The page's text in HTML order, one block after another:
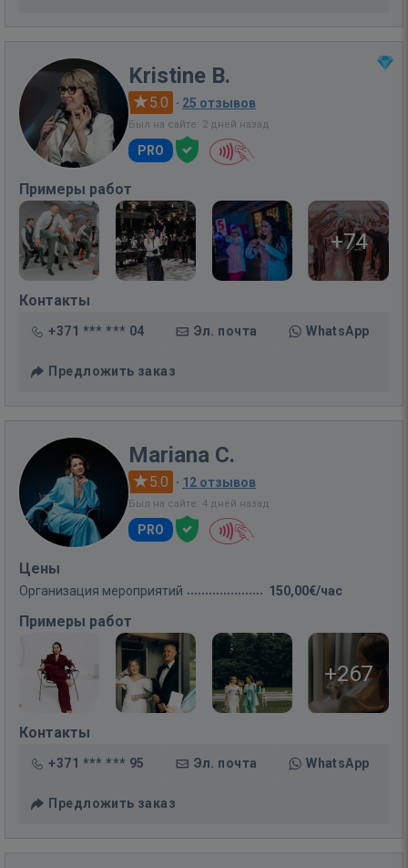
Kristine B.
5.0 · 25 отзывов
Был на сайте: 2 дней назад
PRO
Примеры работ
+74
Контакты
+371 *** *** 04 Эл. почта WhatsApp
Предложить заказ
Mariana C.
5.0 · 12 отзывов
Был на сайте: 4 дней назад
PRO
Цены
Организация мероприятий 150,00€/час
Примеры работ
+267
Контакты
+371 *** *** 95 Эл. почта WhatsApp
Предложить заказ